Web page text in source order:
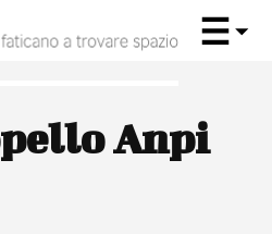
Anpi